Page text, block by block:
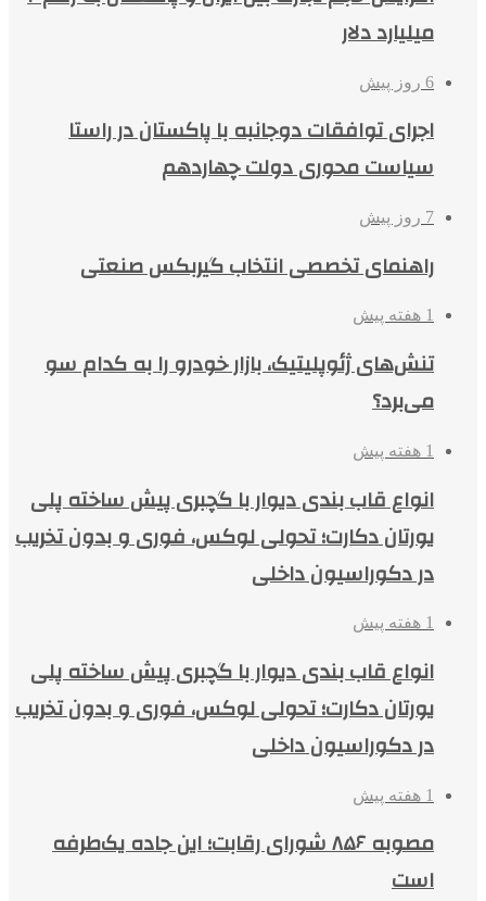
میلیارد دلار
6 روز پیش
اجرای توافقات دوجانبه با پاکستان در راستا
سیاست محوری دولت چهاردهم
7 روز پیش
راهنمای تخصصی انتخاب گیربکس صنعتی
1 هفته پیش
تنش‌های ژئوپلیتیک، بازار خودرو را به کدام سو
می‌برد؟
1 هفته پیش
انواع قاب بندی دیوار با گچبری پیش ساخته پلی
یورتان دکارت؛ تحولی لوکس، فوری و بدون تخریب
در دکوراسیون داخلی
1 هفته پیش
انواع قاب بندی دیوار با گچبری پیش ساخته پلی
یورتان دکارت؛ تحولی لوکس، فوری و بدون تخریب
در دکوراسیون داخلی
1 هفته پیش
مصوبه ۸۵۶ شورای رقابت؛ این جاده یک‌طرفه
است